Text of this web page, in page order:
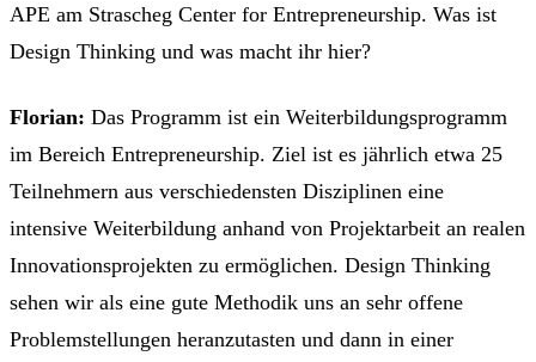
APE am Strascheg Center for Entrepreneurship. Was ist
Design Thinking und was macht ihr hier?
Florian: Das Programm ist ein Weiterbildungsprogramm
im Bereich Entrepreneurship. Ziel ist es jährlich etwa 25
Teilnehmern aus verschiedensten Disziplinen eine
intensive Weiterbildung anhand von Projektarbeit an realen
Innovationsprojekten zu ermöglichen. Design Thinking
sehen wir als eine gute Methodik uns an sehr offene
Problemstellungen heranzutasten und dann in einer